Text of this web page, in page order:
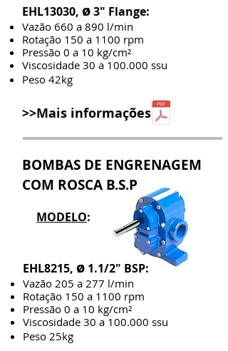
EHL13030, ø3" Flange:
Vazão 660 a 890 l/min
Rotação 150 a 1100 rpm
Pressão 0 a 10 kg/cm²
Viscosidade 30 a 100.000 ssu
Peso 42kg
>>Mais informações
EHL8215, ø 1.1/2" BSP:
Vazão 205 a 277 l/min
Rotação 150 a 1100 rpm
Pressão 0 a 10 kg/cm²
Viscosidade 30 a 100.000 ssu
Peso 25kg
BOMBAS DE ENGRENAGEM
COM ROSCA B.S.P
MODELO: